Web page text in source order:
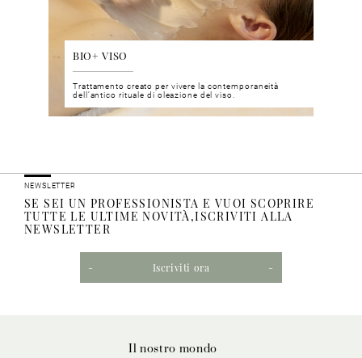
BIO+ VISO
Trattamento creato per vivere la contemporaneità
dell’antico rituale di oleazione del viso.
NEWSLETTER
SE SEI UN PROFESSIONISTA E VUOI SCOPRIRE
TUTTE LE ULTIME NOVITÀ,ISCRIVITI ALLA
NEWSLETTER
Iscriviti ora
Il nostro mondo